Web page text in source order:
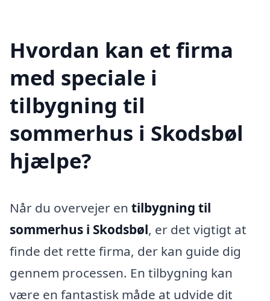
Hvordan kan et firma
med speciale i
tilbygning til
sommerhus i Skodsbøl
hjælpe?
Når du overvejer en tilbygning til
sommerhus i Skodsbøl, er det vigtigt at
finde det rette firma, der kan guide dig
gennem processen. En tilbygning kan
være en fantastisk måde at udvide dit